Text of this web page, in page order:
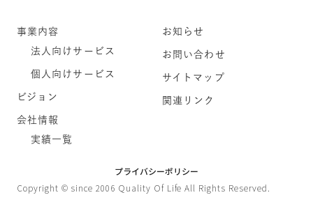
プライバシーポリシー
Copyright © since 2006 Quality Of Life All Rights Reserved.
事業内容
法人向けサービス
個人向けサービス
ビジョン
会社情報
実績一覧
お知らせ
お問い合わせ
サイトマップ
関連リンク